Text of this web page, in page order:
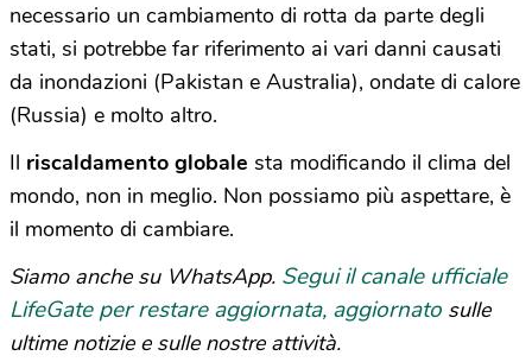
necessario un cambiamento di rotta da parte degli
stati, si potrebbe far riferimento ai vari danni causati
da inondazioni (Pakistan e Australia), ondate di calore
(Russia) e molto altro.
Il riscaldamento globale sta modificando il clima del
mondo, non in meglio. Non possiamo più aspettare, è
il momento di cambiare.
Siamo anche su WhatsApp. Segui il canale ufficiale
LifeGate per restare aggiornata, aggiornato sulle
ultime notizie e sulle nostre attività.